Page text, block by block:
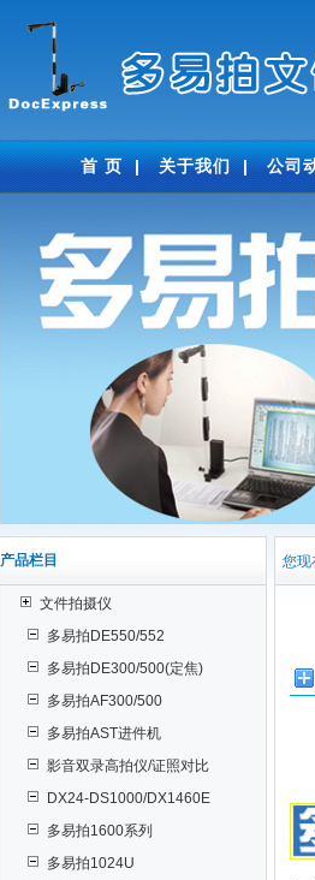
首 页|关于我们|公司
产品栏目
文件拍摄仪
多易拍DE550/552
多易拍DE300/500(定焦)
多易拍AF300/500
多易拍AST进件机
影音双录高拍仪/证照对比
DX24-DS1000/DX1460E
多易拍1600系列
多易拍1024U
您现